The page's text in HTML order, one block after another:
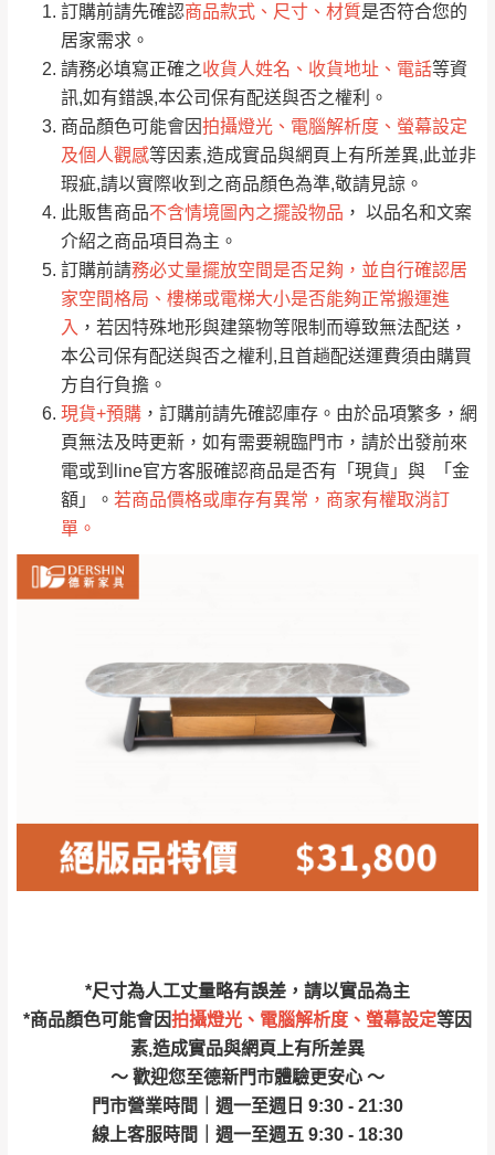
訂購前請先確認商品款式、尺寸、材質是否符合您的
居家需求。
請務必填寫正確之收貨人姓名、收貨地址、電話等資
訊,如有錯誤,本公司保有配送與否之權利。
商品顏色可能會因拍攝燈光、電腦解析度、螢幕設定
及個人觀感等因素,造成實品與網頁上有所差異,此並非
瑕疵,請以實際收到之商品顏色為準,敬請見諒。
此販售商品不含情境圖內之擺設物品 ， 以品名和文案
介紹之商品項目為主。
訂購前請務必丈量擺放空間是否足夠，並自行確認居
家空間格局、樓梯或電梯大小是否能夠正常搬運進
入 ，若因特殊地形與建築物等限制而導致無法配送，
本公司保有配送與否之權利,且首趟配送運費須由購買
方自行負擔。
現貨+預購 ，訂購前請先確認庫存。由於品項繁多，網
頁無法及時更新，如有需要親臨門市，請於出發前來
電或到line官方客服確認商品是否有「現貨」與 「金
額」。 若商品價格或庫存有異常，商家有權取消訂
單。
*尺寸為人工丈量略有誤差，請以實品為主
*商品顏色可能會因拍攝燈光、電腦解析度、螢幕設定等因
素,造成實品與網頁上有所差異
～ 歡迎您至德新門市體驗更安心 ～
門市營業時間｜週一至週日 9:30 - 21:30
線上客服時間｜週一至週五 9:30 - 18:30
運 費 說 明
運送地區 運送費用
偏遠地區
（請先線上詢問 LINE
→@dershin ）
桃園
免 運
費
復興鄉
新竹
峨眉鄉、五峰鄉、
橫山、北埔鄉、尖
石鄉、寶山鄉山
區、新埔山區、芎
里
台北 無
林、福隆、淡水山
區、北投湖山路、
深坑山區
NT$500元
＊A108產品另收運費
NT$500元
＊A108產品另收運費
安鄉、大湖鄉、頭
屋、獅潭鄉
配送天數：5~14天
到貨時間：指定送貨日當天以電話聯絡確認
由於品項繁多，網頁無法及時更新，如有需
要購買商品，請於出發前來電或到「官方
Line客服」來信確認商品是否有「現貨」與
「金額」。
若商品價格或庫存有異常，商家有權取消訂
單。部分網路商品恕無法更改原設計或客製，敬請
見諒！
接單後二日內(不含例假日)，我們客服會與您
電話聯絡或E-Mail通知確認訂單。
（線上客
服 LINE → @dershin）
下單前先詢問是否現貨 ，若未詢問下單後無
現貨我們客服會再來電或E-Mail與您聯絡
（洽詢方式請搜尋 Line ID → @dershin）
運送範圍：限定北至基隆，南至苗栗，偏遠
地區恕無法提供運送 (詳見運送規章)。
配送範圍：
苗栗至基隆；其它地區暫不開放，如因特殊
地型限制(山區、鄉、鎮、村)、樓梯太小、無
保有出貨的權利。
保護物流人員的工作安全，賣家無提供吊掛
服務，若需以吊車或其他的吊掛方式吊運，
費用將由買方自行支付。
天在家等貨，以節省您的寶貴時間。
由於百貨公司配送較為不易，故暫無法配送
發票寄送：
若您選擇三聯式或索取兩聯式發票，發票將於商品
完成出貨15個工作天另行寄出，另外約加上2~7個
工作天內送達，如遇國定假日將順延寄送。
退換貨說明：
(0)筆
全部 依評論高至低排列
依評論低至高排列 只顯示附上圖片
只顯示附上評論